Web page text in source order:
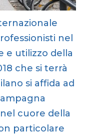
nel
e utilizzo della
che si terrà
si affida ad
cuore della
particolare